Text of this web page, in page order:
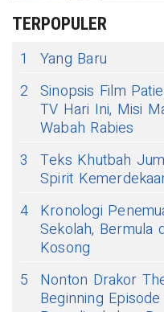
TERPOPULER
1
Yang Baru
2 Sinopsis Film
TV Hari Ini, Misi
Wabah Rabies
3
Teks Khutbah
Spirit
4 Kronologi
Sekolah, Bermula
Kosong
5
Nonton Drakor
Beginning